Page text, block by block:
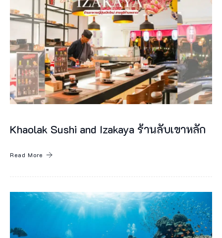
น
อ
า
ห
ร
อิ
ฟ้
ป็
า
Khaolak Sushi and Izakaya ร้านลับเขาหลัก
Read More